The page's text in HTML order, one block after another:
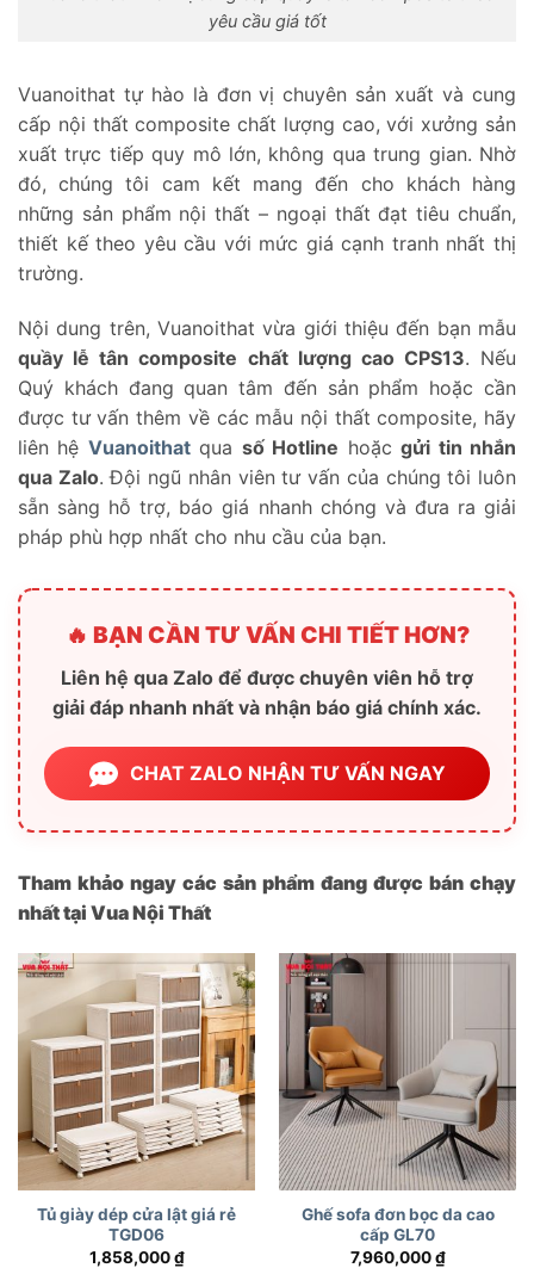
yêu cầu giá tốt
Vuanoithat tự hào là đơn vị chuyên sản xuất và cung
cấp nội thất composite chất lượng cao, với xưởng sản
xuất trực tiếp quy mô lớn, không qua trung gian. Nhờ
đó, chúng tôi cam kết mang đến cho khách hàng
những sản phẩm nội thất – ngoại thất đạt tiêu chuẩn,
thiết kế theo yêu cầu với mức giá cạnh tranh nhất thị
trường.
Nội dung trên, Vuanoithat vừa giới thiệu đến bạn mẫu
quầy lễ tân composite chất lượng cao CPS13. Nếu
Quý khách đang quan tâm đến sản phẩm hoặc cần
được tư vấn thêm về các mẫu nội thất composite, hãy
liên hệ Vuanoithatqua số Hotline hoặcgửi tin nhắn
qua Zalo. Đội ngũ nhân viên tư vấn của chúng tôi luôn
sẵn sàng hỗ trợ, báo giá nhanh chóng và đưa ra giải
pháp phù hợp nhất cho nhu cầu của bạn.
🔥 BẠN CẦN TƯ VẤN CHI TIẾT HƠN?
Liên hệ qua Zalo để được chuyên viên hỗ trợ
giải đáp nhanh nhất và nhận báo giá chính xác.
CHAT ZALO NHẬN TƯ VẤN NGAY
Tham khảo ngay các sản phẩm đang được bán chạy
nhất tại Vua Nội Thất
Tủ giày dép cửa lật giá rẻ
TGD06
1,858,000₫
Ghế sofa đơn bọc da cao
cấp GL70
7,960,000₫